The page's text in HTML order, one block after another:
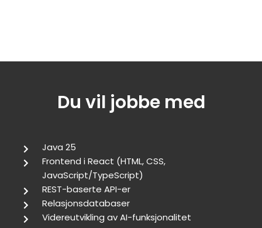
Du vil jobbe med
Java 25
Frontend i React (HTML, CSS,
JavaScript/TypeScript)
REST-baserte API-er
Relasjonsdatabaser
Videreutvikling av AI-funksjonalitet